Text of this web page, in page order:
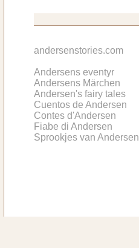
andersenstories.com
Andersens eventyr
Andersens Märchen
Andersen's fairy tales
Cuentos de Andersen
Contes d'Andersen
Fiabe di Andersen
Sprookjes van Andersen